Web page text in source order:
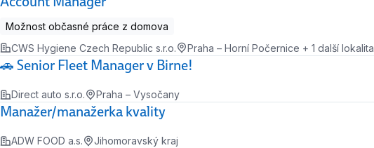
Možnost občasné práce z domova
CWS Hygiene Czech Republic s.r.o.
Praha – Horní Počernice + 1 další lokalita
🚗 Senior Fleet Manager v Birne!
Direct auto s.r.o. Praha – Vysočany
Manažer/manažerka kvality
ADW FOOD a.s. Jihomoravský kraj